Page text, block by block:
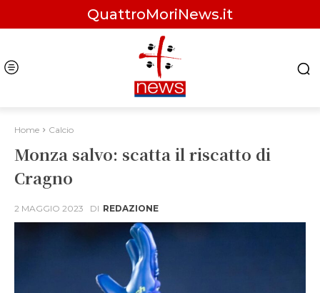
QuattroMoriNews.it
Home Calcio
Monza salvo: scatta il riscatto di
Cragno
2 MAGGIO 2023 DI REDAZIONE